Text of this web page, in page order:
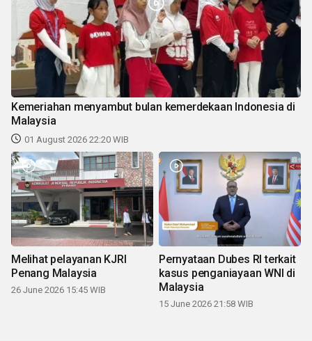
Kemeriahan menyambut bulan kemerdekaan Indonesia di
Malaysia
01 August 2026 22:20 WIB
Melihat pelayanan KJRI
Penang Malaysia
26 June 2026 15:45 WIB
Pernyataan Dubes RI terkait
kasus penganiayaan WNI di
Malaysia
15 June 2026 21:58 WIB